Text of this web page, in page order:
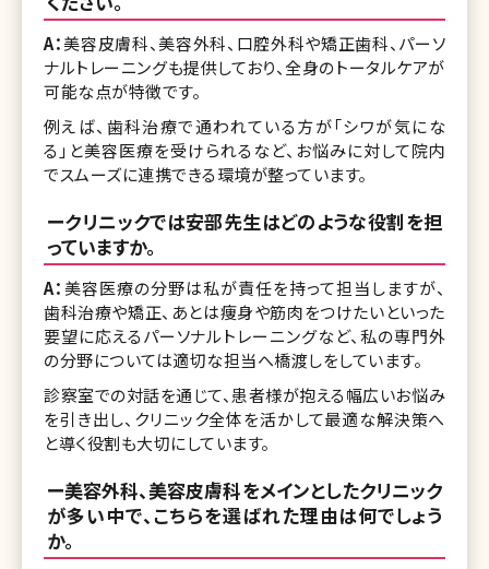
A：美容皮膚科、美容外科、口腔外科や矯正歯科、パーソ
ナルトレーニングも提供しており、全身のトータルケアが
可能な点が特徴です。
例えば、歯科治療で通われている方が「シワが気にな
る」と美容医療を受けられるなど、お悩みに対して院内
でスムーズに連携できる環境が整っています。
ークリニックでは安部先生はどのような役割を担
っていますか。
A：美容医療の分野は私が責任を持って担当しますが、
歯科治療や矯正、あとは痩身や筋肉をつけたいといった
要望に応えるパーソナルトレーニングなど、私の専門外
の分野については適切な担当へ橋渡しをしています。
診察室での対話を通じて、患者様が抱える幅広いお悩み
を引き出し、クリニック全体を活かして最適な解決策へ
と導く役割も大切にしています。
ー美容外科、美容皮膚科をメインとしたクリニック
が多い中で、こちらを選ばれた理由は何でしょう
か。